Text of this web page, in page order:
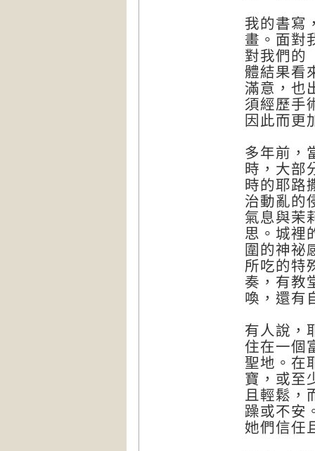
我的書寫
畫。面對
對我們的
體結果看
滿意，也
須經歷手
因此而更
多年前，
時，大部
時的耶路
治動亂的
氣息與茉
思。城裡
圍的神祕
所吃的特
奏，有教
喚，還有
有人說，
住在一個
聖地。在
寶，或至
且輕鬆，
躁或不安
她們信任